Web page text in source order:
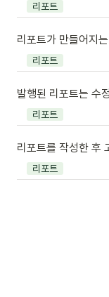
리포트
리포트가 만들어지
리포트
발행된 리포트는 수
리포트
리포트를 작성한 후
리포트